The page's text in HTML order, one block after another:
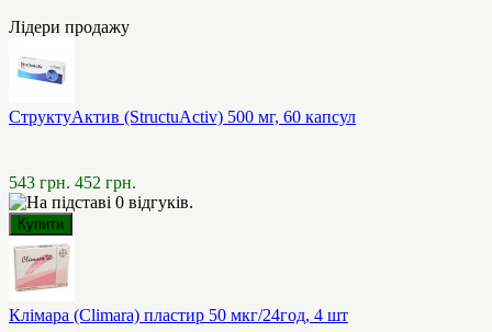
Лідери продажу
СтруктуАктив (StructuActiv) 500 мг, 60 капсул
543 грн. 452 грн.
Клімара (Climara) пластир 50 мкг/24год, 4 шт